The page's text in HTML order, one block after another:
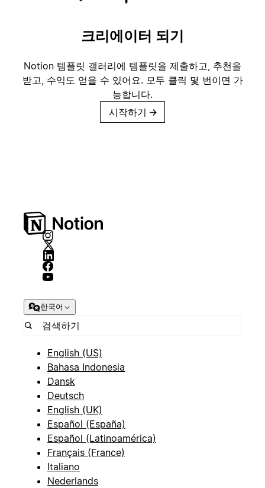
크리에이터 되기
Notion 템플릿 갤러리에 템플릿을 제출하고, 추천을
받고, 수익도 얻을 수 있어요. 모두 클릭 몇 번이면 가
능합니다.
시작하기 →
한국어
English (US)
Bahasa Indonesia
Dansk
Deutsch
English (UK)
Español (España)
Español (Latinoamérica)
Français (France)
Italiano
Nederlands